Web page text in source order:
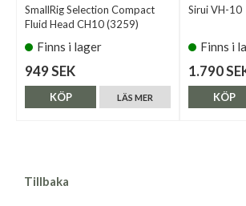
SmallRig Selection Compact
Fluid Head CH10 (3259)
Finns i lager
949 SEK
LÄS MER
KÖP
Sirui VH-10
Finns i
1.790
KÖP
Tillbaka